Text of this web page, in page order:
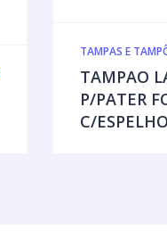
TAMPAS E
TAMPAO
P/PATER
C/